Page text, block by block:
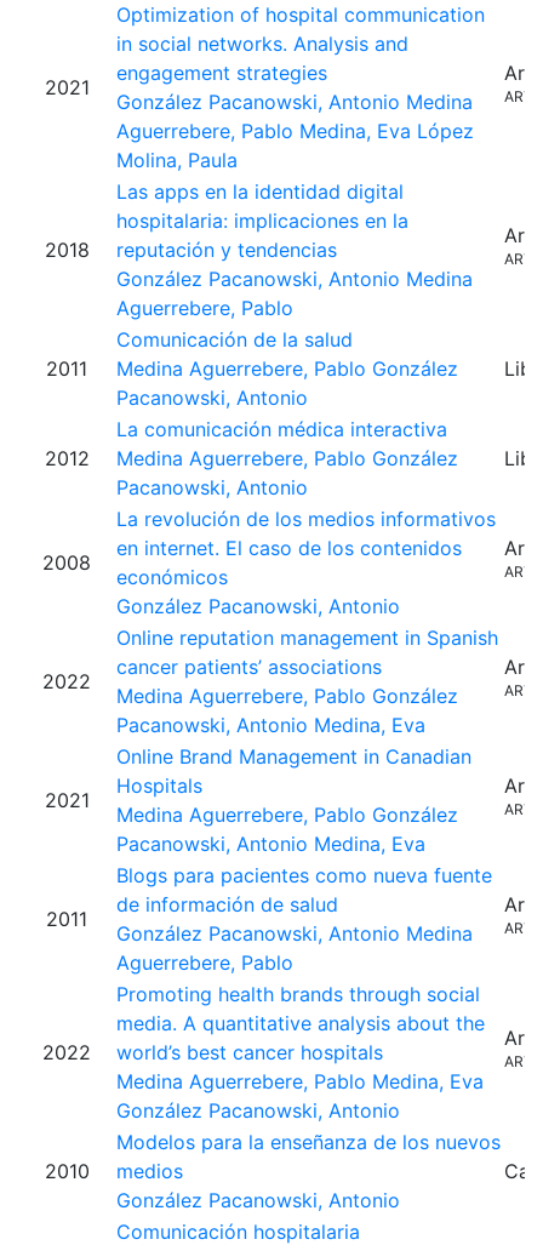
2021
Optimization of hospital communication
in social networks. Analysis and
engagement strategies
González Pacanowski, Antonio Medina
Aguerrebere, Pablo Medina, Eva López
Molina, Paula
2018
Las apps en la identidad digital
hospitalaria: implicaciones en la
reputación y tendencias
González Pacanowski, Antonio Medina
Aguerrebere, Pablo
2011
Comunicación de la salud
Medina Aguerrebere, Pablo González
Pacanowski, Antonio
2012
La comunicación médica interactiva
Medina Aguerrebere, Pablo González
Pacanowski, Antonio
2008
La revolución de los medios informativos
en internet. El caso de los contenidos
económicos
González Pacanowski, Antonio
2022
Online reputation management in Spanish
cancer patients’ associations
Medina Aguerrebere, Pablo González
Pacanowski, Antonio Medina, Eva
2021
Online Brand Management in Canadian
Hospitals
Medina Aguerrebere, Pablo González
Pacanowski, Antonio Medina, Eva
2011
Blogs para pacientes como nueva fuente
de información de salud
González Pacanowski, Antonio Medina
Aguerrebere, Pablo
2022
Promoting health brands through social
media. A quantitative analysis about the
world’s best cancer hospitals
Medina Aguerrebere, Pablo Medina, Eva
González Pacanowski, Antonio
2010
Modelos para la enseñanza de los nuevos
medios
González Pacanowski, Antonio
Comunicación hospitalaria